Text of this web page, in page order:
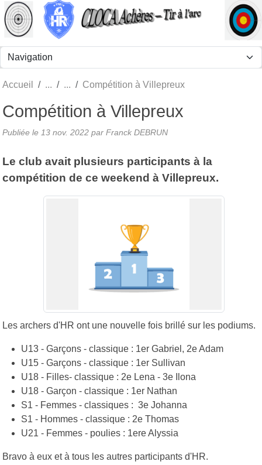
Accueil Compétition à Villepreux
Compétition à Villepreux
Publiée le 13 nov. 2022 par Franck DEBRUN
Le club avait plusieurs participants à la
compétition de ce weekend à Villepreux.
Les archers d'HR ont une nouvelle fois brillé sur les podiums.
U13 - Garçons - classique : 1er Gabriel, 2e Adam
U15 - Garçons - classique : 1er Sullivan
U18 - Filles- classique : 2e Lena - 3e Ilona
U18 - Garçon - classique : 1er Nathan
S1 - Femmes - classiques : 3e Johanna
S1 - Hommes - classique : 2e Thomas
U21 - Femmes - poulies : 1ere Alyssia
Bravo à eux et à tous les autres participants d'HR.
Panneau de gestion des cookies